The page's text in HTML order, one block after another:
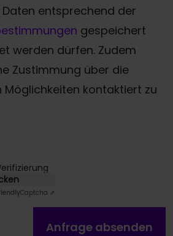
entsprechend der
gespeichert
werden dürfen. Zudem
Zustimmung über die
Möglichkeiten kontaktiert zu
Captcha ⇗
Anfrage absenden